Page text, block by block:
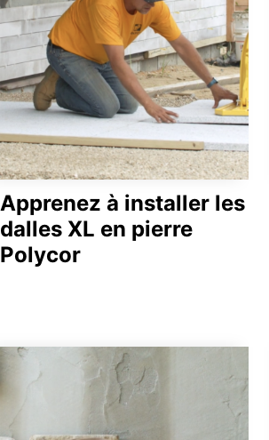
Apprenez à installer les
dalles XL en pierre
Polycor